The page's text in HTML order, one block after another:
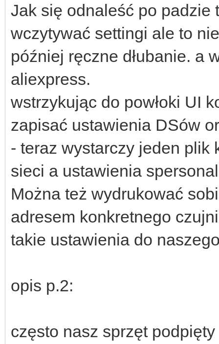
Jak się odnaleść po padzie
wczytywać settingi ale to
później ręczne dłubanie. a
aliexpress.
wstrzykując do powłoki UI
zapisać ustawienia DSów
- teraz wystarczy jeden plik
sieci a ustawienia
Można też wydrukować
adresem konkretnego
takie ustawienia do
opis p.2:
często nasz sprzęt